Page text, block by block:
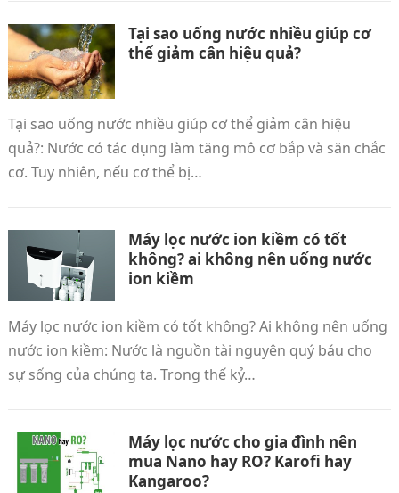
Tại sao uống nước nhiều giúp cơ
thể giảm cân hiệu quả?
Tại sao uống nước nhiều giúp cơ thể giảm cân hiệu
quả?: Nước có tác dụng làm tăng mô cơ bắp và săn chắc
cơ. Tuy nhiên, nếu cơ thể bị…
Máy lọc nước ion kiềm có tốt
không? ai không nên uống nước
ion kiềm
Máy lọc nước ion kiềm có tốt không? Ai không nên uống
nước ion kiềm: Nước là nguồn tài nguyên quý báu cho
sự sống của chúng ta. Trong thế kỷ…
Máy lọc nước cho gia đình nên
mua Nano hay RO? Karofi hay
Kangaroo?